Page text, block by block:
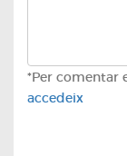
*Per comentar
accedeix